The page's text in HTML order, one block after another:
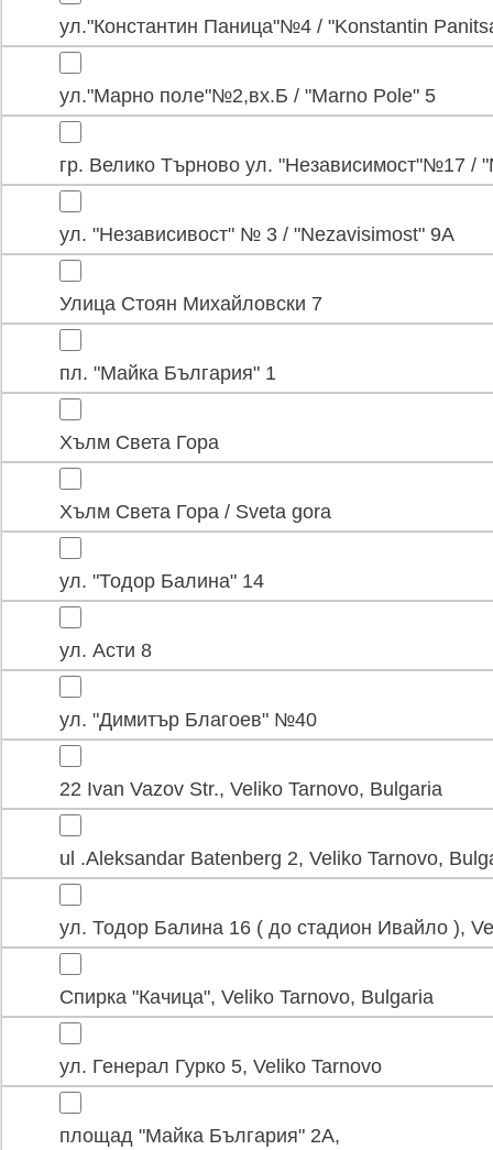
ул."Константин Паница"№4 / "Konstantin
ул."Марно поле"№2,вх.Б / "Marno Pole" 5
гр. Велико Търново ул. "Независимост"№17 /
ул. "Независивост" № 3 / "Nezavisimost" 9А
Улица Стоян Михайловски 7
пл. "Майка България" 1
Хълм Света Гора
Хълм Света Гора / Sveta gora
ул. "Тодор Балина" 14
ул. Асти 8
ул. "Димитър Благоев" №40
22 Ivan Vazov Str., Veliko Tarnovo, Bulgaria
ul .Aleksandar Batenberg 2, Veliko Tarnovo,
ул. Тодор Балина 16 ( до стадион Ивайло ),
Спирка "Качица", Veliko Tarnovo, Bulgaria
ул. Генерал Гурко 5, Veliko Tarnovo
площад "Майка България" 2А,